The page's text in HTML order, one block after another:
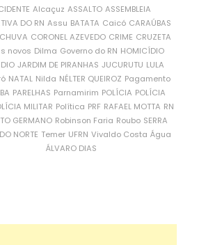
Alcaçuz ASSALTO ASSEMBLEIA
DO RN Assu BATATA Caicó CARAÚBAS
CORONEL AZEVEDO CRIME CRUZETA
novos Dilma Governo do RN HOMICÍDIO
JARDIM DE PIRANHAS JUCURUTU LULA
NATAL Nilda NÉLTER QUEIROZ Pagamento
PARELHAS Parnamirim POLÍCIA POLÍCIA
MILITAR Política PRF RAFAEL MOTTA RN
GERMANO Robinson Faria Roubo SERRA
NORTE Temer UFRN Vivaldo Costa Água
ÁLVARO DIAS